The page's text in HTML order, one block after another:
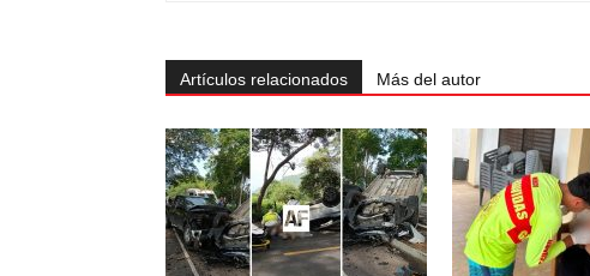
Artículos relacionados Más del autor